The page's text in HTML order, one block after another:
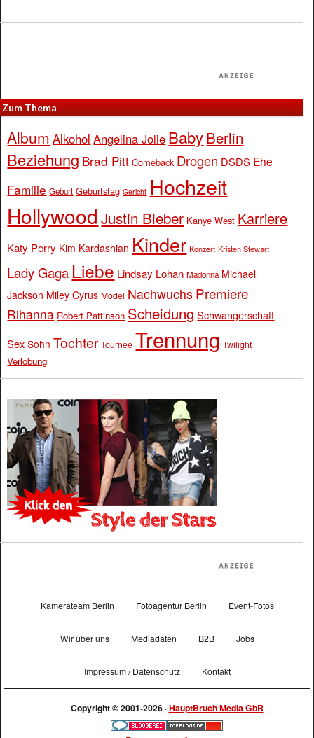
Zum Thema
Album Alkohol Angelina Jolie BabyBerlin
Beziehung Brad Pitt Comeback Drogen DSDS Ehe
Familie Geburt Geburtstag Gericht Hochzeit
Hollywood Justin Bieber Kanye West Karriere
Katy Perry Kim Kardashian Kinder Konzert Kristen Stewart
Lady Gaga Liebe Lindsay Lohan Madonna Michael
Jackson Miley Cyrus Model Nachwuchs Premiere
Rihanna Robert Pattinson Scheidung Schwangerschaft
Sex Sohn Tochter Tournee Trennung Twilight
Verlobung
Kamerateam Berlin Fotoagentur Berlin Event-Fotos
Wir über uns Mediadaten B2B Jobs
Impressum / Datenschutz Kontakt
Copyright © 2001-2026 ·HauptBruch Media GbR